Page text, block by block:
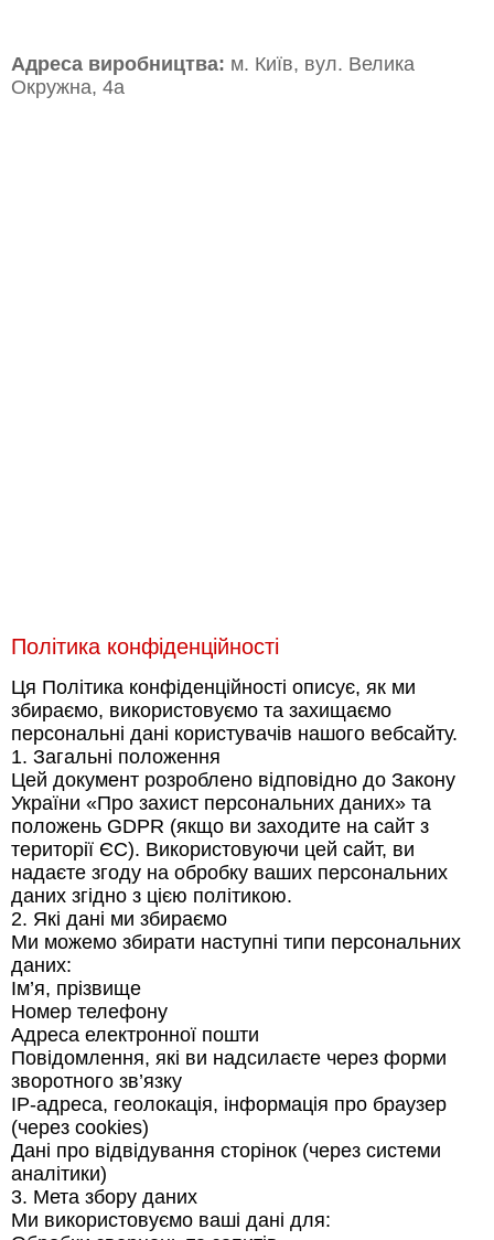
Адреса виробництва: м. Київ, вул. Велика
Окружна, 4а
Політика конфіденційності
Ця Політика конфіденційності описує, як ми
збираємо, використовуємо та захищаємо
персональні дані користувачів нашого вебсайту.
1. Загальні положення
Цей документ розроблено відповідно до Закону
України «Про захист персональних даних» та
положень GDPR (якщо ви заходите на сайт з
території ЄС). Використовуючи цей сайт, ви
надаєте згоду на обробку ваших персональних
даних згідно з цією політикою.
2. Які дані ми збираємо
Ми можемо збирати наступні типи персональних
даних:
Ім’я, прізвище
Номер телефону
Адреса електронної пошти
Повідомлення, які ви надсилаєте через форми
зворотного зв’язку
IP-адреса, геолокація, інформація про браузер
(через cookies)
Дані про відвідування сторінок (через системи
аналітики)
3. Мета збору даних
Ми використовуємо ваші дані для: